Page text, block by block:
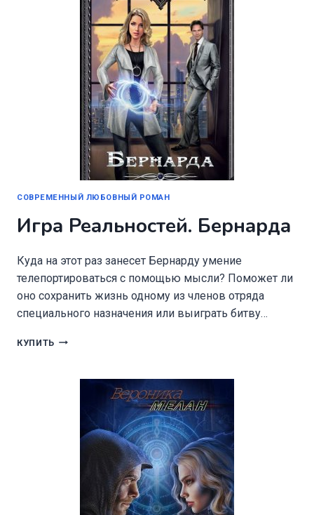
СОВРЕМЕННЫЙ ЛЮБОВНЫЙ РОМАН
Игра Реальностей. Бернарда
Куда на этот раз занесет Бернарду умение
телепортироваться с помощью мысли? Поможет ли
оно сохранить жизнь одному из членов отряда
специального назначения или выиграть битву…
КУПИТЬ ИГРА